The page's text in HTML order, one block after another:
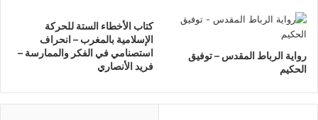
رواية الرباط المقدس – توفيق
الحكيم
كتاب الأخطاء الستة للحركة
الإسلامية بالمغرب – انحراف
استصنامي في الفكر والممارسة –
فريد الأنصاري